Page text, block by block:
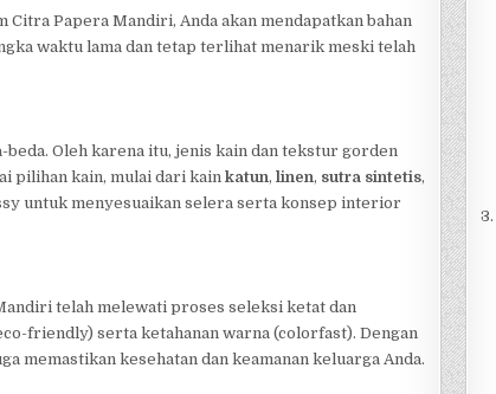
Citra Papera Mandiri, Anda akan mendapatkan bahan
waktu lama dan tetap terlihat menarik meski telah
Oleh karena itu, jenis kain dan tekstur gorden
pilihan kain, mulai dari kain katun, linen, sutra sintetis,
untuk menyesuaikan selera serta konsep interior
telah melewati proses seleksi ketat dan
friendly) serta ketahanan warna (colorfast). Dengan
memastikan kesehatan dan keamanan keluarga Anda.